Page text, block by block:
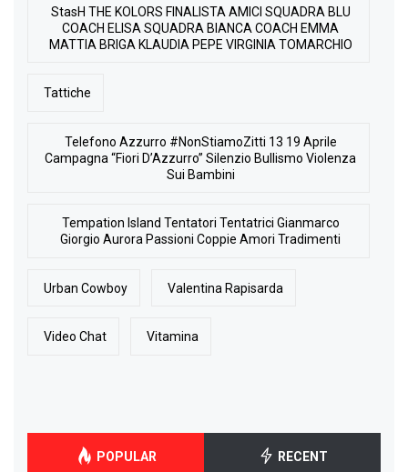
StasH THE KOLORS FINALISTA AMICI SQUADRA BLU
COACH ELISA SQUADRA BIANCA COACH EMMA
MATTIA BRIGA KLAUDIA PEPE VIRGINIA TOMARCHIO
Tattiche
Telefono Azzurro #NonStiamoZitti 13 19 Aprile
Campagna “Fiori D’Azzurro” Silenzio Bullismo Violenza
Sui Bambini
Tempation Island Tentatori Tentatrici Gianmarco
Giorgio Aurora Passioni Coppie Amori Tradimenti
Urban Cowboy Valentina Rapisarda
Video Chat Vitamina
POPULAR RECENT